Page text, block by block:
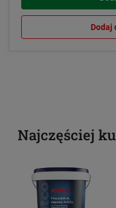
Dodaj
Najczęściej